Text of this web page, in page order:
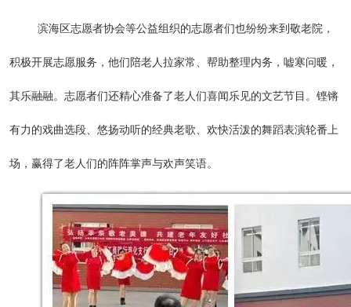
滨海区志愿者协会等公益组织的志愿者们也纷纷来到敬老院，
积极开展志愿服务，他们陪老人拉家常、帮助整理内务，嘘寒问暖，
其乐融融。志愿者们还精心准备了老人们喜闻乐见的文艺节目。铿锵
有力的戏曲选段、悠扬动听的经典老歌、欢快活泼的舞蹈表演轮番上
场，赢得了老人们的阵阵掌声与欢声笑语。